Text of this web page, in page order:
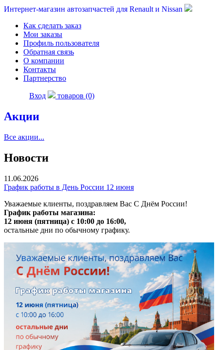
Интернет-магазин автозапчастей для Renault и Nissan
Как сделать заказ
Мои заказы
Профиль пользователя
Обратная связь
О компании
Контакты
Партнерство
Вход товаров (0)
Акции
Все акции...
Новости
11.06.2026
График работы в День России 12 июня
Уважаемые клиенты, поздравляем Вас С Днём России!
График работы магазина:
12 июня (пятница) с 10:00 до 16:00,
остальные дни по обычному графику.